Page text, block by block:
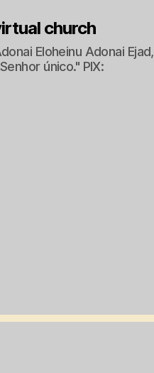
church
Eloheinu Adonai Ejad,
único." PIX: